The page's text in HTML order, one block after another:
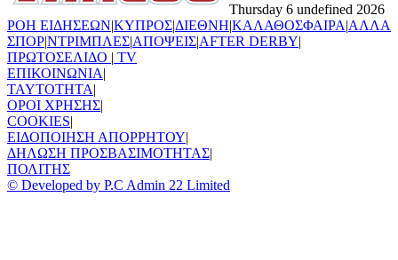
Thursday 6 undefined 2026
ΡΟΗ ΕΙΔΗΣΕΩΝ|ΚΥΠΡΟΣ|ΔΙΕΘΝΗ|ΚΑΛΑΘΟΣΦΑΙΡΑ|ΑΛΛΑ
ΣΠΟΡ|ΝΤΡΙΜΠΛΕΣ|ΑΠΟΨΕΙΣ|AFTER DERBY|
ΠΡΩΤΟΣΕΛΙΔΟ | TV
ΕΠΙΚΟΙΝΩΝΙΑ|
TAYTOTHTA|
ΟΡΟΙ ΧΡΗΣΗΣ|
COOKIES|
ΕΙΔΟΠΟΙΗΣΗ ΑΠΟΡΡΗΤΟΥ|
ΔΗΛΩΣΗ ΠΡΟΣΒΑΣΙΜΟΤΗΤΑΣ|
ΠΟΛΙΤΗΣ
© Developed by P.C Admin 22 Limited